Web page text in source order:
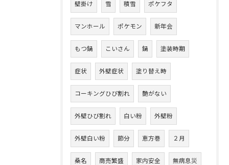
壁掛け 雪 積雪 ポケフタ
マンホール ポケモン 新年会
もつ鍋 こいさん 鍋 塗装時期
症状 外壁症状 塗り替え時
コーキングひび割れ 艶がない
外壁ひび割れ 白い粉 外壁粉
外壁白い粉 節分 恵方巻 ２月
桑名 商売繁盛 家内安全 無病息災